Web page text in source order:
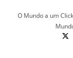
O Mundo a um